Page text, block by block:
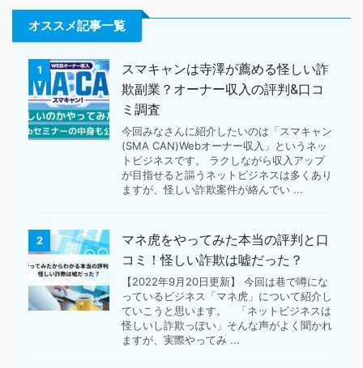
オススメ記事一覧
1
スマキャンは寺澤が薦める怪しい詐
欺副業？オーナー収入の評判&口コ
ミ調査
今回みなさんに紹介したいのは「スマキャン
(SMA CAN)Webオーナー収入」というネッ
トビジネスです。 ラクしながら収入アップ
が目指せると謳うネットビジネスは多くあり
ますが、怪しい詐欺案件が絡んでい ...
2
マネ虎をやってみた本当の評判と口
コミ！怪しい詐欺は嘘だった？
【2022年9月20日更新】 今回は巷で噂にな
っているビジネス「マネ虎」について紹介し
ていこうと思います。 「ネットビジネスは
怪しいし詐欺っぽい」そんな声がよく聞かれ
ますが、実際やってみ ...